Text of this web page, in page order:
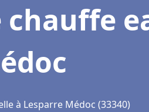
à Lesparre Médoc (33340)